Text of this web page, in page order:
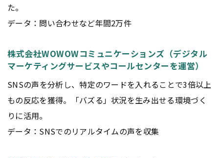
た。
データ：問い合わせなど年間2万件
株式会社WOWOWコミュニケーションズ（デジタル
マーケティングサービスやコールセンターを運営）
SNSの声を分析し、特定のワードを入れることで3倍以上
もの反応を獲得。「バズる」状況を生み出せる環境づく
りに活用。
データ：SNSでのリアルタイムの声を収集